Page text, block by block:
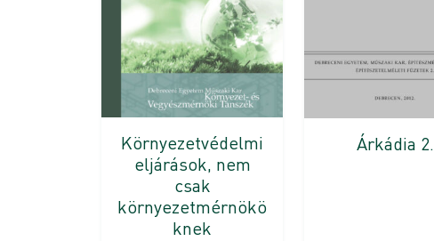
Környezetvédelmi
eljárások, nem
csak
környezetmérnökö
knek
Árkádia 2.